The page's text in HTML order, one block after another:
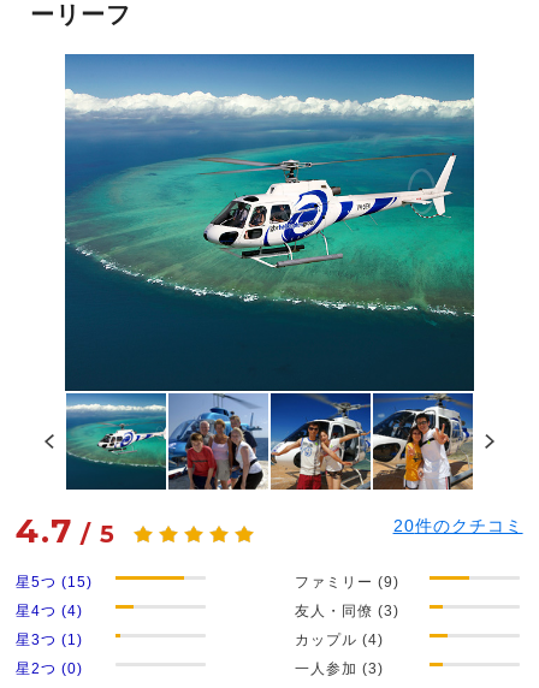
ーリーフ
4.7 /5 20件のクチコミ
星5つ (15)
星4つ (4)
星3つ (1)
星2つ (0)
ファミリー (9)
友人・同僚 (3)
カップル (4)
一人参加 (3)